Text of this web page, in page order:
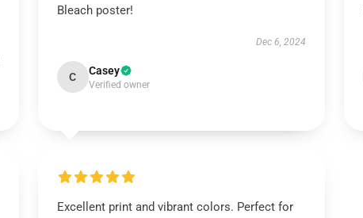
Bleach poster!
Dec 6, 2024
C Casey
Verified owner
Excellent print and vibrant colors. Perfect for